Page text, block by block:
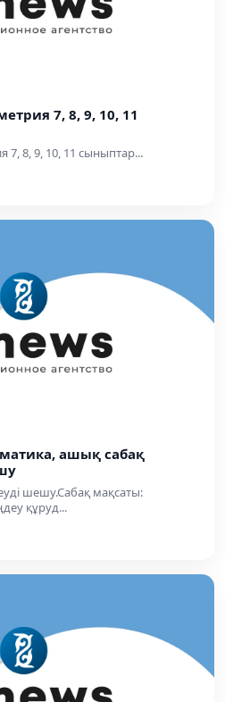
7, 8, 9, 10, 11
7, 8, 9, 10, 11 сыныптар...
ашық сабақ
шешу.Сабақ мақсаты:
құруд...